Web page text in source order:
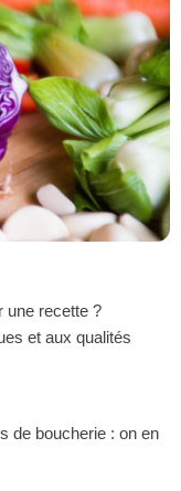
une recette ?
et aux qualités
de boucherie : on en